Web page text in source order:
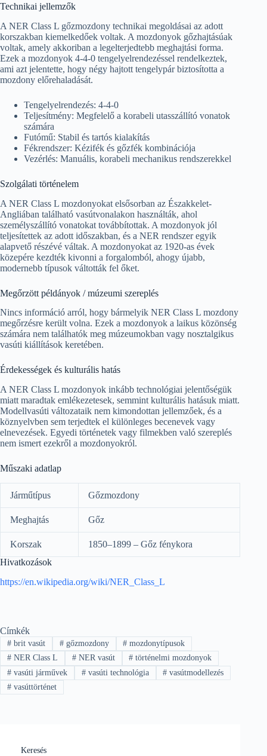
Technikai jellemzők
A NER Class L gőzmozdony technikai megoldásai az adott
korszakban kiemelkedőek voltak. A mozdonyok gőzhajtásúak
voltak, amely akkoriban a legelterjedtebb meghajtási forma.
Ezek a mozdonyok 4-4-0 tengelyelrendezéssel rendelkeztek,
ami azt jelentette, hogy négy hajtott tengelypár biztosította a
mozdony előrehaladását.
Tengelyelrendezés: 4-4-0
Teljesítmény: Megfelelő a korabeli utasszállító vonatok
számára
Futómű: Stabil és tartós kialakítás
Fékrendszer: Kézifék és gőzfék kombinációja
Vezérlés: Manuális, korabeli mechanikus rendszerekkel
Szolgálati történelem
A NER Class L mozdonyokat elsősorban az Északkelet-
Angliában található vasútvonalakon használták, ahol
személyszállító vonatokat továbbítottak. A mozdonyok jól
teljesítettek az adott időszakban, és a NER rendszer egyik
alapvető részévé váltak. A mozdonyokat az 1920-as évek
közepére kezdték kivonni a forgalomból, ahogy újabb,
modernebb típusok váltották fel őket.
Megőrzött példányok / múzeumi szereplés
Nincs információ arról, hogy bármelyik NER Class L mozdony
megőrzésre került volna. Ezek a mozdonyok a laikus közönség
számára nem találhatók meg múzeumokban vagy nosztalgikus
vasúti kiállítások keretében.
Érdekességek és kulturális hatás
A NER Class L mozdonyok inkább technológiai jelentőségük
miatt maradtak emlékezetesek, semmint kulturális hatásuk miatt.
Modellvasúti változataik nem kimondottan jellemzőek, és a
köznyelvben sem terjedtek el különleges becenevek vagy
elnevezések. Egyedi történetek vagy filmekben való szereplés
nem ismert ezekről a mozdonyokról.
Műszaki adatlap
Járműtípus Gőzmozdony
Meghajtás Gőz
Korszak
1850–1899 – Gőz fénykora
Hivatkozások
https://en.wikipedia.org/wiki/NER_Class_L
Címkék
#brit vasút #gőzmozdony # mozdonytípusok
#NER Class L #NER vasút # történelmi mozdonyok
#vasúti járművek #vasúti technológia # vasútmodellezés
#vasúttörténet
Keresés